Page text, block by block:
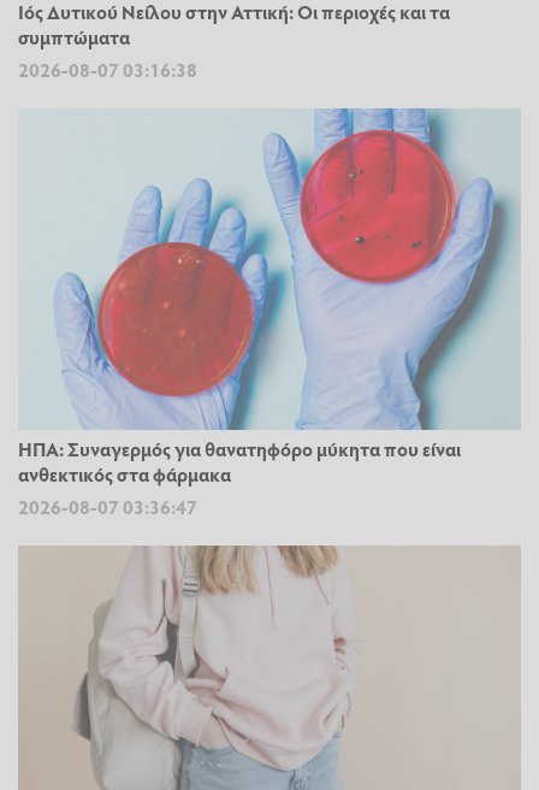
Ιός Δυτικού Νείλου στην Αττική: Οι περιοχές και τα
συμπτώματα
2026-08-07 03:16:38
ΗΠΑ: Συναγερμός για θανατηφόρο μύκητα που είναι
ανθεκτικός στα φάρμακα
2026-08-07 03:36:47